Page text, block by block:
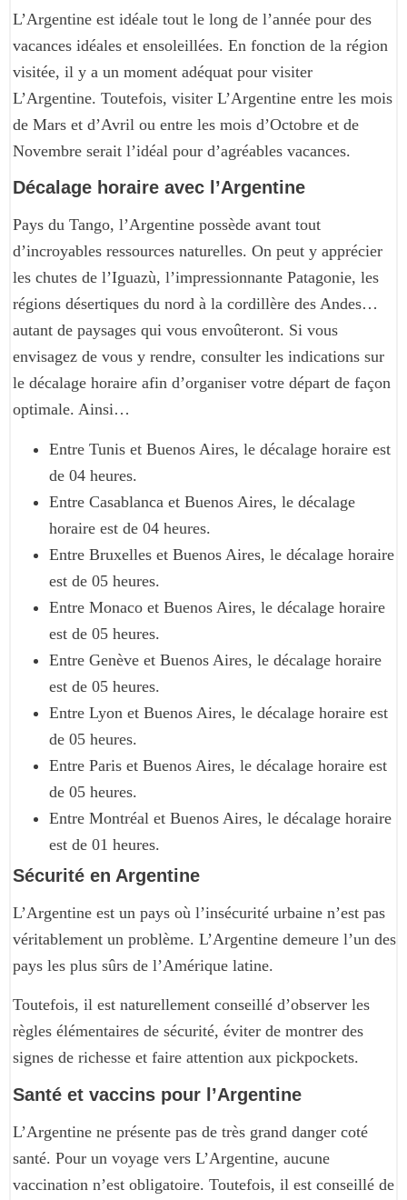
L’Argentine est idéale tout le long de l’année pour des
vacances idéales et ensoleillées. En fonction de la région
visitée, il y a un moment adéquat pour visiter
L’Argentine. Toutefois, visiter L’Argentine entre les mois
de Mars et d’Avril ou entre les mois d’Octobre et de
Novembre serait l’idéal pour d’agréables vacances.
Décalage horaire avec l’Argentine
Pays du Tango, l’Argentine possède avant tout
d’incroyables ressources naturelles. On peut y apprécier
les chutes de l’Iguazù, l’impressionnante Patagonie, les
régions désertiques du nord à la cordillère des Andes…
autant de paysages qui vous envoûteront. Si vous
envisagez de vous y rendre, consulter les indications sur
le décalage horaire afin d’organiser votre départ de façon
optimale. Ainsi…
Entre Tunis et Buenos Aires, le décalage horaire est
de 04 heures.
Entre Casablanca et Buenos Aires, le décalage
horaire est de 04 heures.
Entre Bruxelles et Buenos Aires, le décalage horaire
est de 05 heures.
Entre Monaco et Buenos Aires, le décalage horaire
est de 05 heures.
Entre Genève et Buenos Aires, le décalage horaire
est de 05 heures.
Entre Lyon et Buenos Aires, le décalage horaire est
de 05 heures.
Entre Paris et Buenos Aires, le décalage horaire est
de 05 heures.
Entre Montréal et Buenos Aires, le décalage horaire
est de 01 heures.
Sécurité en Argentine
L’Argentine est un pays où l’insécurité urbaine n’est pas
véritablement un problème. L’Argentine demeure l’un des
pays les plus sûrs de l’Amérique latine.
Toutefois, il est naturellement conseillé d’observer les
règles élémentaires de sécurité, éviter de montrer des
signes de richesse et faire attention aux pickpockets.
Santé et vaccins pour l’Argentine
L’Argentine ne présente pas de très grand danger coté
santé. Pour un voyage vers L’Argentine, aucune
vaccination n’est obligatoire. Toutefois, il est conseillé de